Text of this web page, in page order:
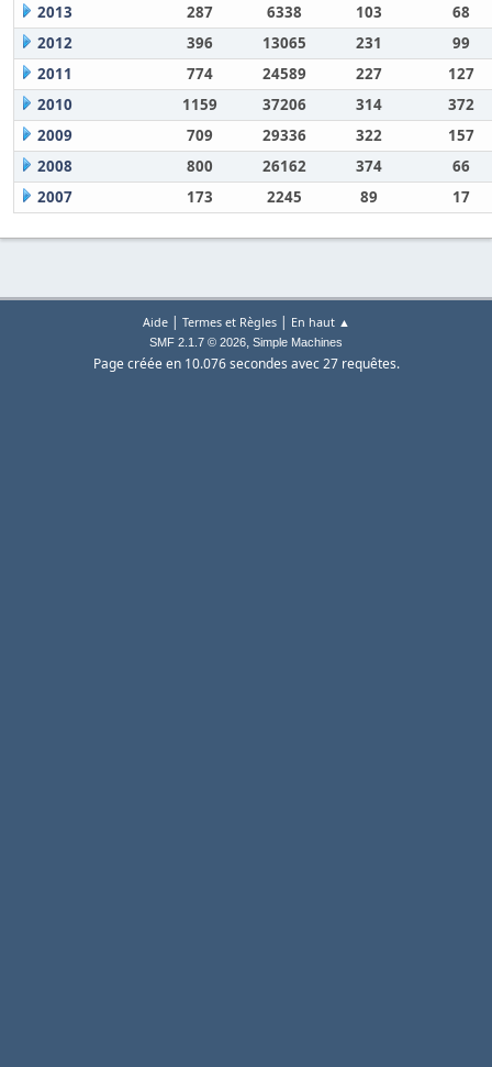
2013
287 6338 103
68
2012
396 13065 231
99
2011
774 24589 227
127
2010
1159 37206 314
372
2009
709 29336 322
157
2008
800 26162 374
66
2007
173 2245 89 17
Aide| Termes et Règles| En haut ▲
SMF 2.1.7 © 2026, Simple Machines
Page créée en 10.076 secondes avec 27 requêtes.